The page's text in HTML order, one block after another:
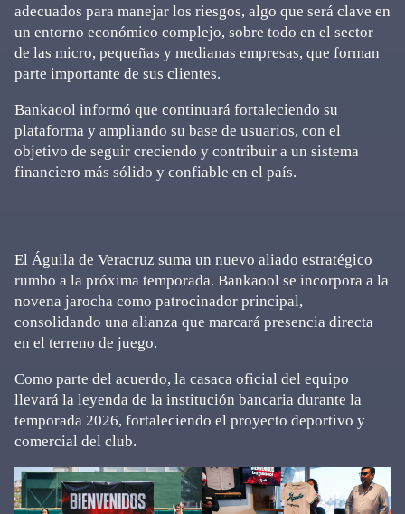
adecuados para manejar los riesgos, algo que será clave en
un entorno económico complejo, sobre todo en el sector
de las micro, pequeñas y medianas empresas, que forman
parte importante de sus clientes.
Bankaool informó que continuará fortaleciendo su
plataforma y ampliando su base de usuarios, con el
objetivo de seguir creciendo y contribuir a un sistema
financiero más sólido y confiable en el país.
El Águila de Veracruz suma un nuevo aliado estratégico
rumbo a la próxima temporada. Bankaool se incorpora a la
novena jarocha como patrocinador principal,
consolidando una alianza que marcará presencia directa
en el terreno de juego.
Como parte del acuerdo, la casaca oficial del equipo
llevará la leyenda de la institución bancaria durante la
temporada 2026, fortaleciendo el proyecto deportivo y
comercial del club.